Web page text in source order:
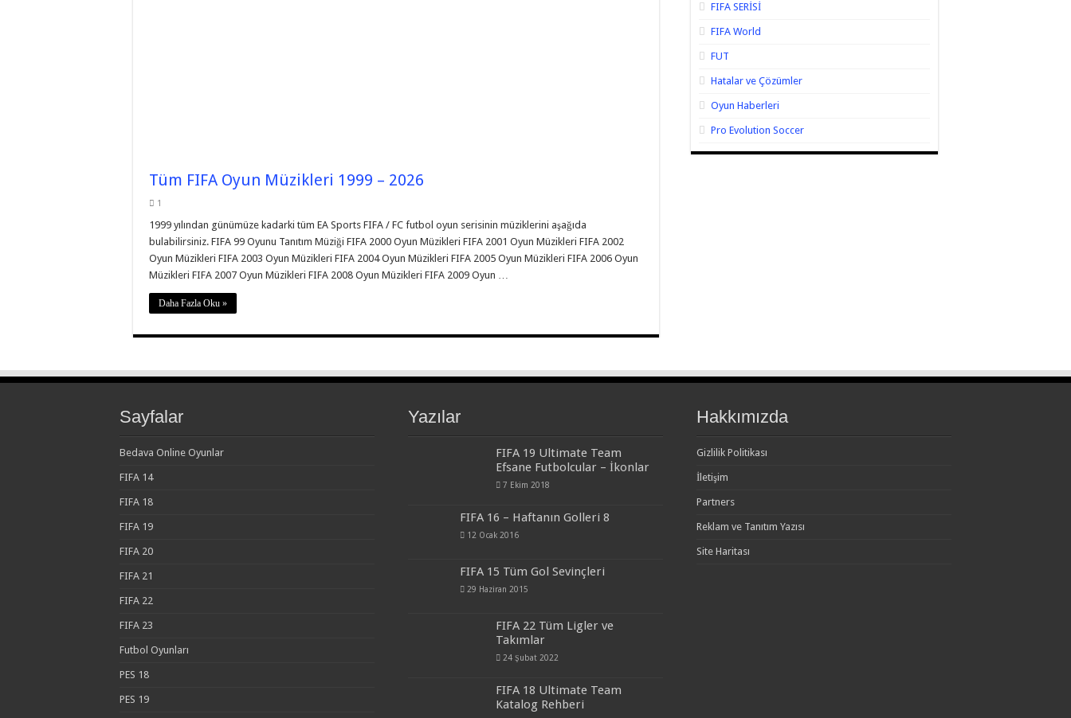
Tüm FIFA Oyun Müzikleri 1999 – 2026
1
1999 yılından günümüze kadarki tüm EA Sports FIFA / FC futbol oyun serisinin müziklerini aşağıda
bulabilirsiniz. FIFA 99 Oyunu Tanıtım Müziği FIFA 2000 Oyun Müzikleri FIFA 2001 Oyun Müzikleri FIFA 2002
Oyun Müzikleri FIFA 2003 Oyun Müzikleri FIFA 2004 Oyun Müzikleri FIFA 2005 Oyun Müzikleri FIFA 2006 Oyun
Müzikleri FIFA 2007 Oyun Müzikleri FIFA 2008 Oyun Müzikleri FIFA 2009 Oyun …
Daha Fazla Oku »
FIFA SERİSİ
FIFA World
FUT
Hatalar ve Çözümler
Oyun Haberleri
Pro Evolution Soccer
Sayfalar
Bedava Online Oyunlar
FIFA 14
FIFA 18
FIFA 19
FIFA 20
FIFA 21
FIFA 22
FIFA 23
Futbol Oyunları
PES 18
PES 19
Yazılar
FIFA 19 Ultimate Team
Efsane Futbolcular – İkonlar
7 Ekim 2018
FIFA 16 – Haftanın Golleri 8
12 Ocak 2016
FIFA 15 Tüm Gol Sevinçleri
29 Haziran 2015
FIFA 22 Tüm Ligler ve
Takımlar
24 Şubat 2022
FIFA 18 Ultimate Team
Katalog Rehberi
Hakkımızda
Gizlilik Politikası
İletişim
Partners
Reklam ve Tanıtım Yazısı
Site Haritası